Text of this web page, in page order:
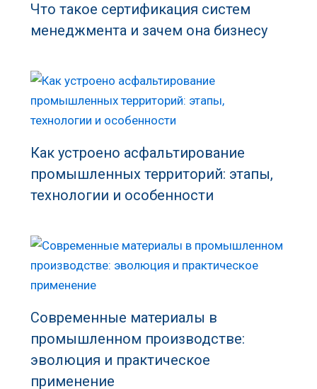
Что такое сертификация систем
менеджмента и зачем она бизнесу
Как устроено асфальтирование
промышленных территорий: этапы,
технологии и особенности
Современные материалы в
промышленном производстве:
эволюция и практическое
применение